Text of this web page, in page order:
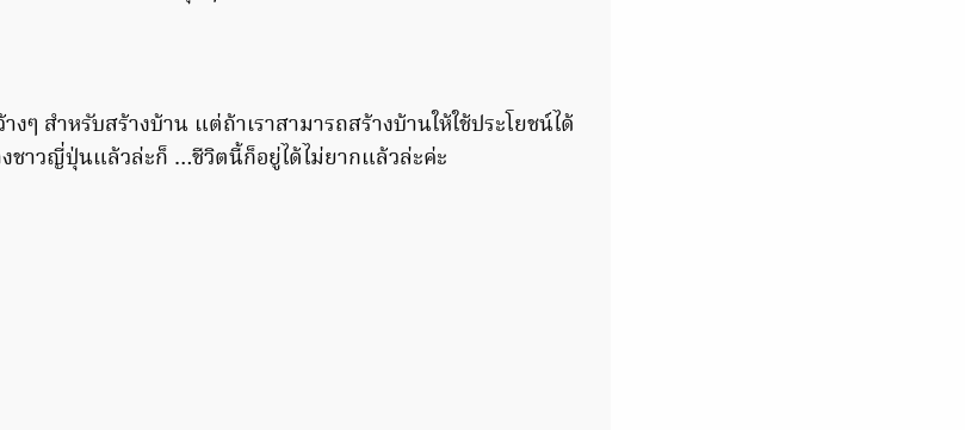
ๆ สำหรับสร้างบ้าน แต่ถ้าเราสามารถสร้างบ้านให้ใช้ประโยชน์ได้
ชาวญี่ปุ่นแล้วล่ะก็ …ชีวิตนี้ก็อยู่ได้ไม่ยากแล้วล่ะค่ะ